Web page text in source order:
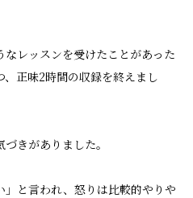
レッスンを受けたことがあった
正味2時間の収録を終えまし
きがありました。
」と言われ、怒りは比較的やりや